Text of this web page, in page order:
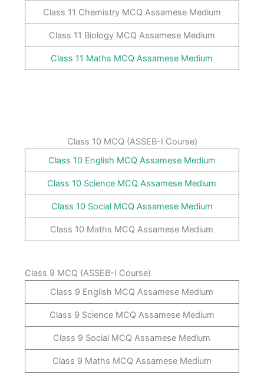
Class 11 Chemistry MCQ Assamese Medium
Class 11 Biology MCQ Assamese Medium
Class 11 Maths MCQ Assamese Medium
Class 10 MCQ (ASSEB-I Course)
Class 10 English MCQ Assamese Medium
Class 10 Science MCQ Assamese Medium
Class 10 Social MCQ Assamese Medium
Class 10 Maths MCQ Assamese Medium
Class 9 MCQ (ASSEB-I Course)
Class 9 English MCQ Assamese Medium
Class 9 Science MCQ Assamese Medium
Class 9 Social MCQ Assamese Medium
Class 9 Maths MCQ Assamese Medium